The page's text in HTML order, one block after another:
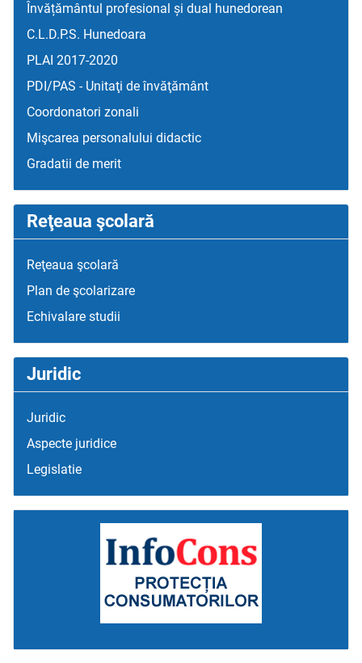
Învățământul profesional și dual hunedorean
C.L.D.P.S. Hunedoara
PLAI 2017-2020
PDI/PAS - Unitaţi de învăţământ
Coordonatori zonali
Mişcarea personalului didactic
Gradatii de merit
Reţeaua şcolară
Reţeaua şcolară
Plan de şcolarizare
Echivalare studii
Juridic
Juridic
Aspecte juridice
Legislatie